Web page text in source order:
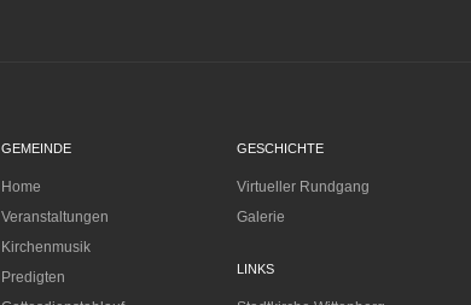
GEMEINDE
Home
Veranstaltungen
Kirchenmusik
Predigten
GESCHICHTE
Virtueller Rundgang
Galerie
LINKS